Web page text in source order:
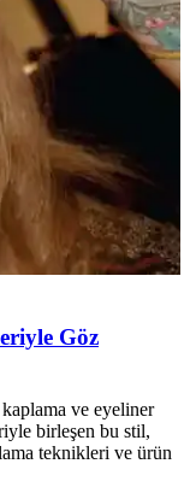
Göz
ve eyeliner
birleşen bu stil,
teknikleri ve ürün